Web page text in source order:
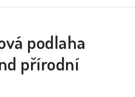
podlaha
přírodní